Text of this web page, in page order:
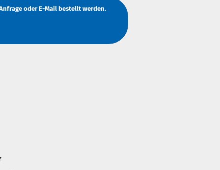
oderE-Mailbestellt werden.